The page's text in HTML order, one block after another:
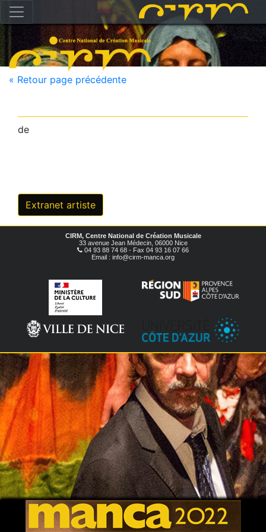
« Retour page précédente
de
Extranet artiste
CIRM, Centre National de Création Musicale
33 avenue Jean Médecin, 06000 Nice
04 93 88 74 68 - Fax 04 93 16 07 66
Email : info@cirm-manca.org